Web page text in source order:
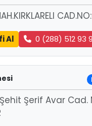
Al 0 (288) 512 93
Şerif Avar Cad.